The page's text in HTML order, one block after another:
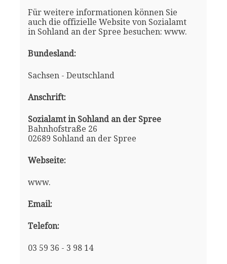
Für weitere informationen können Sie
auch die offizielle Website von Sozialamt
in Sohland an der Spree besuchen: www.
Bundesland:
Sachsen - Deutschland
Anschrift:
Sozialamt in Sohland an der Spree
Bahnhofstraße 26
02689 Sohland an der Spree
Webseite:
www.
Email:
Telefon:
03 59 36 - 3 98 14